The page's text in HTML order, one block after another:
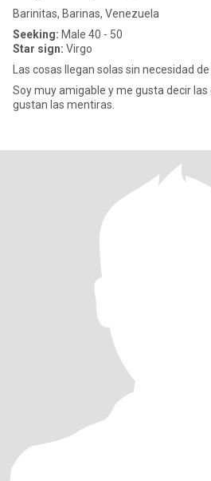
Barinitas, Barinas, Venezuela
Seeking: Male 40 - 50
Star sign: Virgo
Las cosas llegan solas sin necesidad
Soy muy amigable y me gusta decir las
gustan las mentiras.